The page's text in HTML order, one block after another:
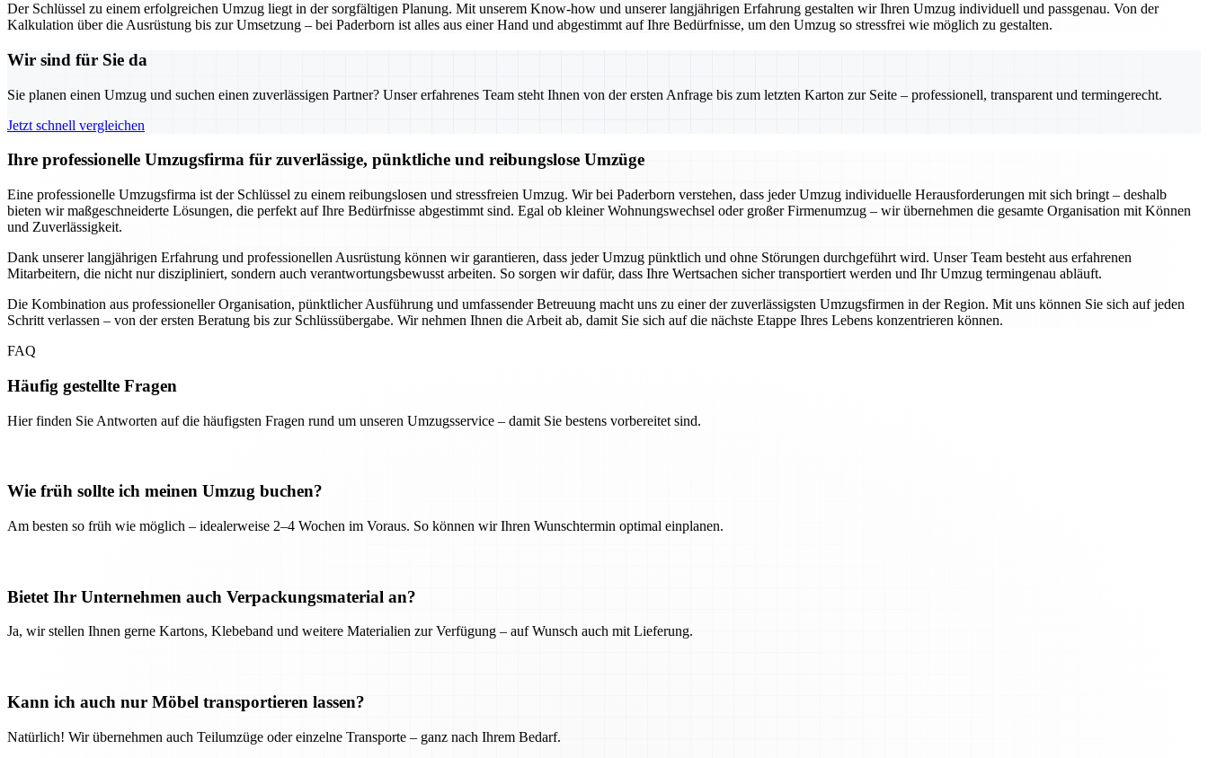
Der Schlüssel zu einem erfolgreichen Umzug liegt in der sorgfältigen Planung. Mit unserem Know-how und unserer langjährigen Erfahrung gestalten wir Ihren Umzug individuell und passgenau. Von der
Kalkulation über die Ausrüstung bis zur Umsetzung – bei Paderborn ist alles aus einer Hand und abgestimmt auf Ihre Bedürfnisse, um den Umzug so stressfrei wie möglich zu gestalten.
Wir sind für Sie da
Sie planen einen Umzug und suchen einen zuverlässigen Partner? Unser erfahrenes Team steht Ihnen von der ersten Anfrage bis zum letzten Karton zur Seite – professionell, transparent und termingerecht.
Jetzt schnell vergleichen
Ihre professionelle Umzugsfirma für zuverlässige, pünktliche und reibungslose Umzüge
Eine professionelle Umzugsfirma ist der Schlüssel zu einem reibungslosen und stressfreien Umzug. Wir bei Paderborn verstehen, dass jeder Umzug individuelle Herausforderungen mit sich bringt – deshalb
bieten wir maßgeschneiderte Lösungen, die perfekt auf Ihre Bedürfnisse abgestimmt sind. Egal ob kleiner Wohnungswechsel oder großer Firmenumzug – wir übernehmen die gesamte Organisation mit Können
und Zuverlässigkeit.
Dank unserer langjährigen Erfahrung und professionellen Ausrüstung können wir garantieren, dass jeder Umzug pünktlich und ohne Störungen durchgeführt wird. Unser Team besteht aus erfahrenen
Mitarbeitern, die nicht nur diszipliniert, sondern auch verantwortungsbewusst arbeiten. So sorgen wir dafür, dass Ihre Wertsachen sicher transportiert werden und Ihr Umzug termingenau abläuft.
Die Kombination aus professioneller Organisation, pünktlicher Ausführung und umfassender Betreuung macht uns zu einer der zuverlässigsten Umzugsfirmen in der Region. Mit uns können Sie sich auf jeden
Schritt verlassen – von der ersten Beratung bis zur Schlüssübergabe. Wir nehmen Ihnen die Arbeit ab, damit Sie sich auf die nächste Etappe Ihres Lebens konzentrieren können.
FAQ
Häufig gestellte Fragen
Hier finden Sie Antworten auf die häufigsten Fragen rund um unseren Umzugsservice – damit Sie bestens vorbereitet sind.
Wie früh sollte ich meinen Umzug buchen?
Am besten so früh wie möglich – idealerweise 2–4 Wochen im Voraus. So können wir Ihren Wunschtermin optimal einplanen.
Bietet Ihr Unternehmen auch Verpackungsmaterial an?
Ja, wir stellen Ihnen gerne Kartons, Klebeband und weitere Materialien zur Verfügung – auf Wunsch auch mit Lieferung.
Kann ich auch nur Möbel transportieren lassen?
Natürlich! Wir übernehmen auch Teilumzüge oder einzelne Transporte – ganz nach Ihrem Bedarf.